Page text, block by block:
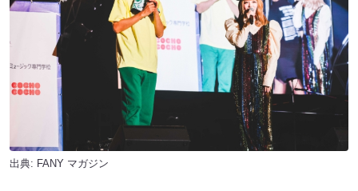
出典: FANY マガジン